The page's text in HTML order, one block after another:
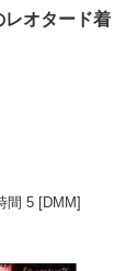
レオタード着
間 5 [DMM]